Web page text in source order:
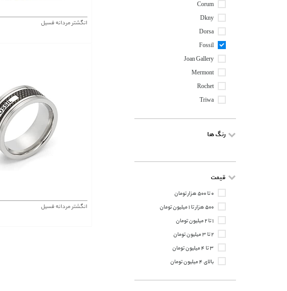
انگشتر مردانه فسیل
انگشتر مردانه فسیل
Corum
Dkny
Dorsa
Fossil
Joan Gallery
Mermont
Rochet
Triwa
رنگ ها
قیمت
۰ تا ۵۰۰ هزار تومان
۵۰۰ هزار تا ۱ میلیون تومان
۱ تا ۲ میلیون تومان
۲ تا ۳ میلیون تومان
۳ تا ۴ میلیون تومان
بالای ۴ میلیون تومان